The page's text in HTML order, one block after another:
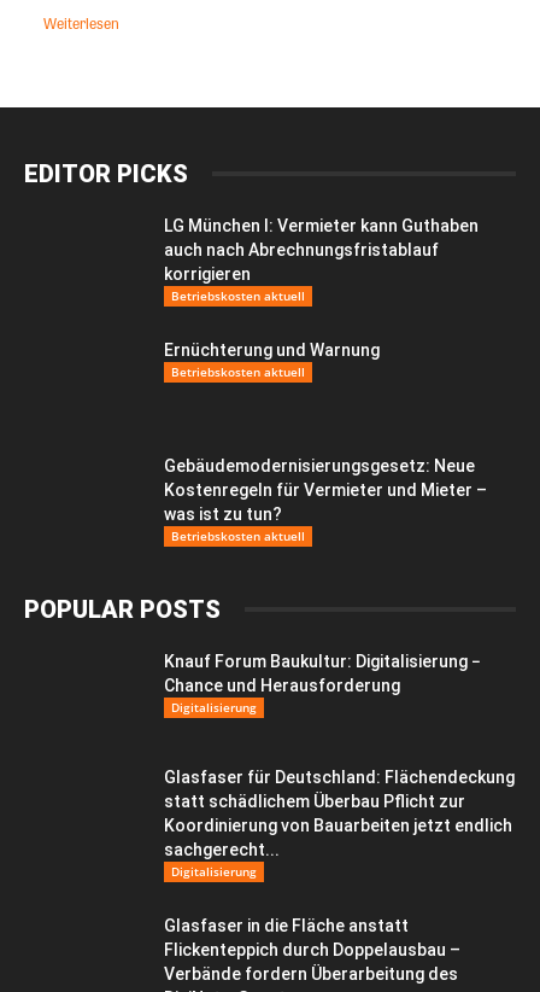
Weiterlesen
EDITOR PICKS
LG München I: Vermieter kann Guthaben
auch nach Abrechnungsfristablauf
korrigieren
Betriebskosten aktuell
Ernüchterung und Warnung
Betriebskosten aktuell
Gebäudemodernisierungsgesetz: Neue
Kostenregeln für Vermieter und Mieter –
was ist zu tun?
Betriebskosten aktuell
POPULAR POSTS
Knauf Forum Baukultur: Digitalisierung −
Chance und Herausforderung
Digitalisierung
Glasfaser für Deutschland: Flächendeckung
statt schädlichem Überbau Pflicht zur
Koordinierung von Bauarbeiten jetzt endlich
sachgerecht...
Digitalisierung
Glasfaser in die Fläche anstatt
Flickenteppich durch Doppelausbau –
Verbände fordern Überarbeitung des